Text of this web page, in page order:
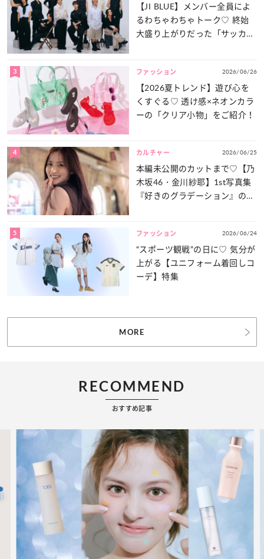
【JI BLUE】メンバー全員によ
るわちゃわちゃトーク♡ 終始
大盛り上がりだった「サッカー
3 ファッション 2026/06/26
【2026夏トレンド】遊び心を
くすぐる♡ 透け感×ネオンカラ
ーの「クリア小物」をご紹介！
4 カルチャー 2026/06/25
本編未公開のカットまで♡【乃
木坂46・金川紗耶】1st写真集
『好きのグラデーション』の魅
5 ファッション 2026/06/24
“スポーツ観戦”の日に♡ 気分が
上がる【ユニフォーム着回しコ
ーデ】特集
MORE
RECOMMEND
おすすめ記事